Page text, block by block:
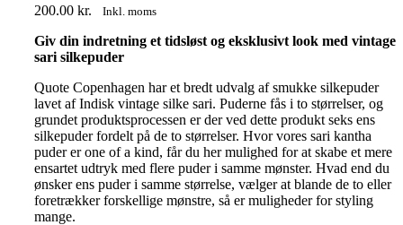
200.00 kr. Inkl. moms
Giv din indretning et tidsløst og eksklusivt look med vintage
sari silkepuder
Quote Copenhagen har et bredt udvalg af smukke silkepuder
lavet af Indisk vintage silke sari. Puderne fås i to størrelser, og
grundet produktsprocessen er der ved dette produkt seks ens
silkepuder fordelt på de to størrelser. Hvor vores sari kantha
puder er one of a kind, får du her mulighed for at skabe et mere
ensartet udtryk med flere puder i samme mønster. Hvad end du
ønsker ens puder i samme størrelse, vælger at blande de to eller
foretrækker forskellige mønstre, så er muligheder for styling
mange.